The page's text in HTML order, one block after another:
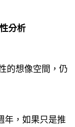
分析
的想像空間，仍
年，如果只是推